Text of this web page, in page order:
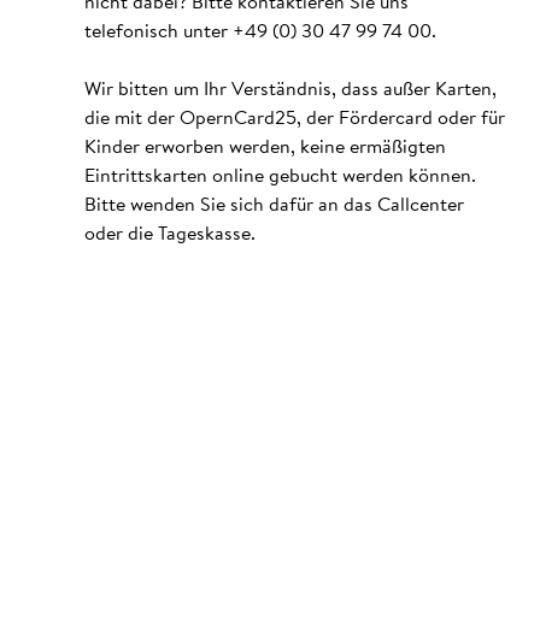
telefonisch unter +49 (0) 30 47 99 74 00.
Wir bitten um Ihr Verständnis, dass außer Karten,
die mit der OpernCard25, der Fördercard oder für
Kinder erworben werden, keine ermäßigten
Eintrittskarten online gebucht werden können.
Bitte wenden Sie sich dafür an das Callcenter
oder die Tageskasse.